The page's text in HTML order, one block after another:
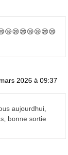
2026 à 09:37
aujourdhui,
bonne sortie